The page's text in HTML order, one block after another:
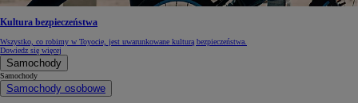
Kultura bezpieczeństwa
Wszystko, co robimy w Toyocie, jest uwarunkowane kulturą bezpieczeństwa.
Dowiedz się więcej
Samochody
Samochody
Samochody osobowe